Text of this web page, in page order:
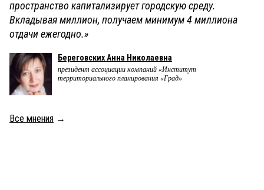
пространство капитализирует городскую среду.
Вкладывая миллион, получаем минимум 4 миллиона
отдачи ежегодно.»
Береговских Анна Николаевна
президент ассоциации компаний «Институт
территориального планирования «Град»
Все мнения →